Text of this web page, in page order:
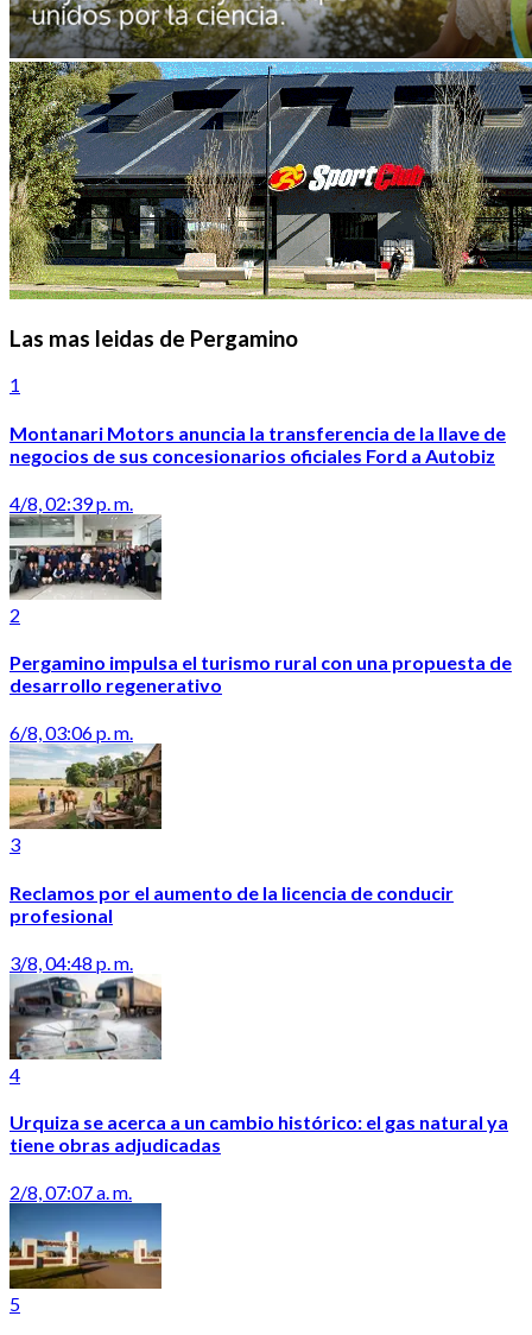
Las mas leidas de Pergamino
1
Montanari Motors anuncia la transferencia de la llave de
negocios de sus concesionarios oficiales Ford a Autobiz
4/8, 02:39 p. m.
2
Pergamino impulsa el turismo rural con una propuesta de
desarrollo regenerativo
6/8, 03:06 p. m.
3
Reclamos por el aumento de la licencia de conducir
profesional
3/8, 04:48 p. m.
4
Urquiza se acerca a un cambio histórico: el gas natural ya
tiene obras adjudicadas
2/8, 07:07 a. m.
5